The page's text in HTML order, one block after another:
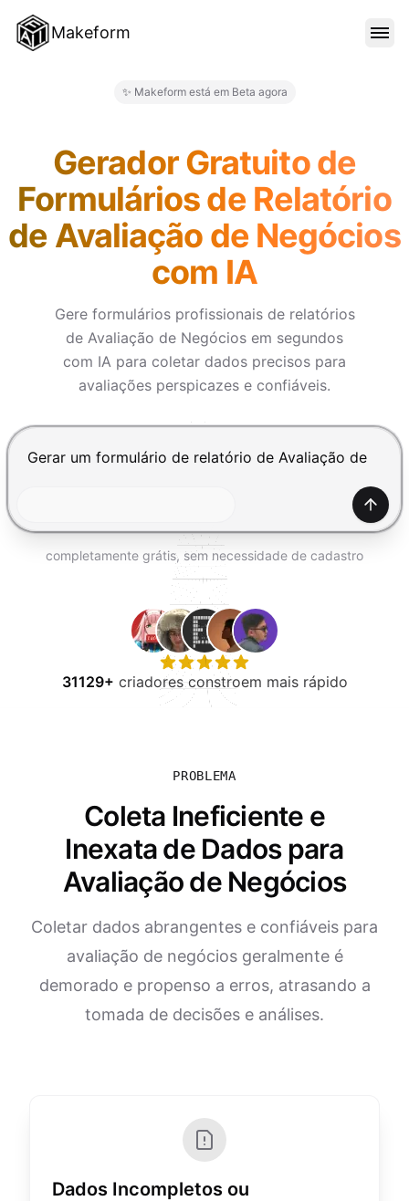
Makeform
BLOG
ENTRAR
✨ Makeform está em Beta agora
Gerador Gratuito de
Formulários de Relatório
de Avaliação de Negócios
com IA
Gere formulários profissionais de relatórios
de Avaliação de Negócios em segundos
com IA para coletar dados precisos para
avaliações perspicazes e confiáveis.
Pressione Enter para enviar, Shift+Enter para
Gerar
completamente grátis, sem necessidade de cadastro
31129+ criadores constroem mais rápido
PROBLEMA
Coleta Ineficiente e
Inexata de Dados para
Avaliação de Negócios
Coletar dados abrangentes e confiáveis para
avaliação de negócios geralmente é
demorado e propenso a erros, atrasando a
tomada de decisões e análises.
Dados Incompletos ou